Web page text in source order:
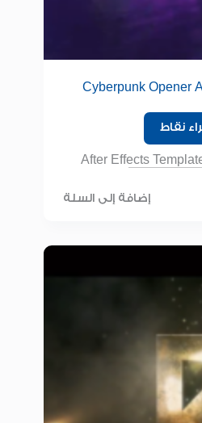
Cyberpunk Opener
نقاط
After Effects
إضافة إلى السلة